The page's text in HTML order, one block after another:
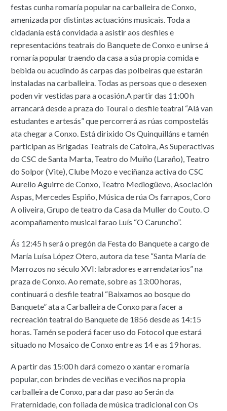
festas cunha romaría popular na carballeira de Conxo,
amenizada por distintas actuacións musicais. Toda a
cidadanía está convidada a asistir aos desfiles e
representacións teatrais do Banquete de Conxo e unirse á
romaría popular traendo da casa a súa propia comida e
bebida ou acudindo ás carpas das polbeiras que estarán
instaladas na carballeira. Todas as persoas que o desexen
poden vir vestidas para a ocasión.A partir das 11:00 h
arrancará desde a praza do Toural o desfile teatral “Alá van
estudantes e artesás” que percorrerá as rúas compostelás
ata chegar a Conxo. Está dirixido Os Quinquilláns e tamén
participan as Brigadas Teatrais de Catoira, As Superactivas
do CSC de Santa Marta, Teatro do Muíño (Laraño), Teatro
do Solpor (Vite), Clube Mozo e veciñanza activa do CSC
Aurelio Aguirre de Conxo, Teatro Mediogüevo, Asociación
Aspas, Mercedes Espiño, Música de rúa Os farrapos, Coro
A oliveira, Grupo de teatro da Casa da Muller do Couto. O
acompañamento musical farao Luís “O Caruncho”.
Ás 12:45 h será o pregón da Festa do Banquete a cargo de
María Luísa López Otero, autora da tese “Santa María de
Marrozos no século XVI: labradores e arrendatarios” na
praza de Conxo. Ao remate, sobre as 13:00 horas,
continuará o desfile teatral “Baixamos ao bosque do
Banquete” ata a Carballeira de Conxo para facer a
recreación teatral do Banquete de 1856 desde as 14:15
horas. Tamén se poderá facer uso do Fotocol que estará
situado no Mosaico de Conxo entre as 14 e as 19 horas.
A partir das 15:00 h dará comezo o xantar e romaría
popular, con brindes de veciñas e veciños na propia
carballeira de Conxo, para dar paso ao Serán da
Fraternidade, con foliada de música tradicional con Os